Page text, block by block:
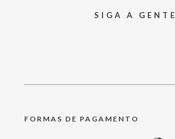
SIGA A GENTE
FORMAS DE PAGAMENTO